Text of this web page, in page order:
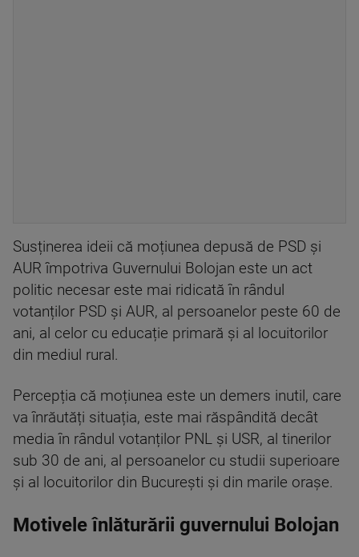
Susținerea ideii că moțiunea depusă de PSD și
AUR împotriva Guvernului Bolojan este un act
politic necesar este mai ridicată în rândul
votanților PSD și AUR, al persoanelor peste 60 de
ani, al celor cu educație primară și al locuitorilor
din mediul rural.
Percepția că moțiunea este un demers inutil, care
va înrăutăți situația, este mai răspândită decât
media în rândul votanților PNL și USR, al tinerilor
sub 30 de ani, al persoanelor cu studii superioare
și al locuitorilor din București și din marile orașe.
Motivele înlăturării guvernului Bolojan